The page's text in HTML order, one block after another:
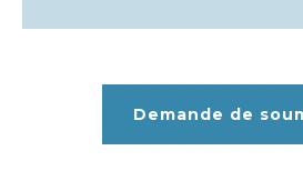
Demande de